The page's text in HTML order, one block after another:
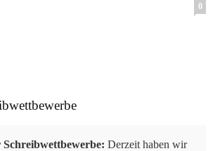
0
Derzeit haben wir